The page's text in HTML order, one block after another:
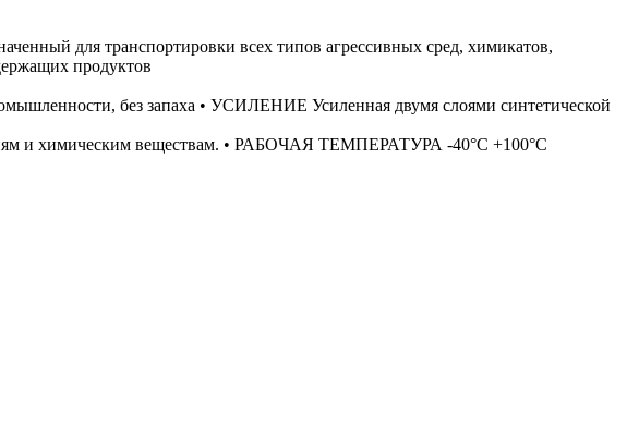
для транспортировки всех типов агрессивных сред, химикатов,
продуктов
без запаха • УСИЛЕНИЕ Усиленная двумя слоями синтетической
и химическим веществам. • РАБОЧАЯ ТЕМПЕРАТУРА -40°C +100°C